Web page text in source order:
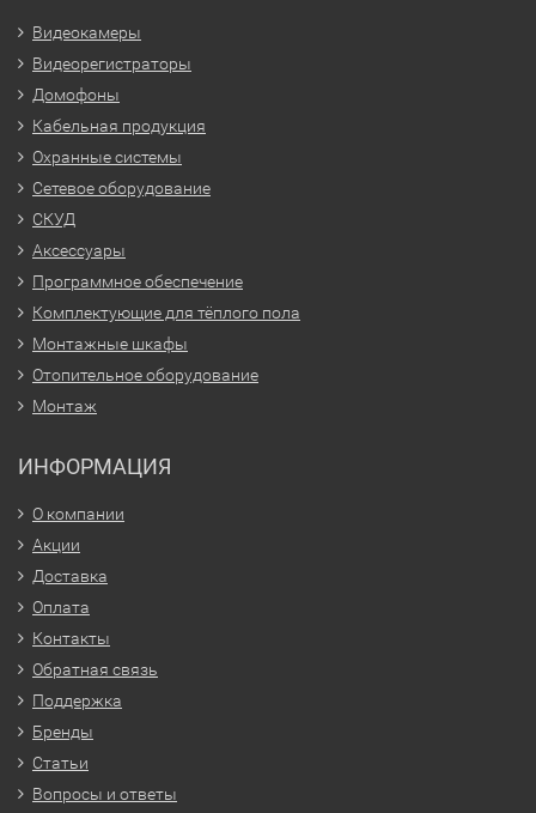
Видеокамеры
Видеорегистраторы
Домофоны
Кабельная продукция
Охранные системы
Сетевое оборудование
СКУД
Аксессуары
Программное обеспечение
Комплектующие для тёплого пола
Монтажные шкафы
Отопительное оборудование
Монтаж
ИНФОРМАЦИЯ
О компании
Акции
Доставка
Оплата
Контакты
Обратная связь
Поддержка
Бренды
Статьи
Вопросы и ответы